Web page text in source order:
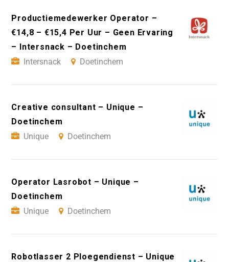
Productiemedewerker Operator –
€14,8 – €15,4 Per Uur – Geen Ervaring
– Intersnack – Doetinchem
Intersnack
Doetinchem
Creative consultant – Unique –
Doetinchem
Unique
Doetinchem
Operator Lasrobot – Unique –
Doetinchem
Unique
Doetinchem
Robotlasser 2 Ploegendienst – Unique